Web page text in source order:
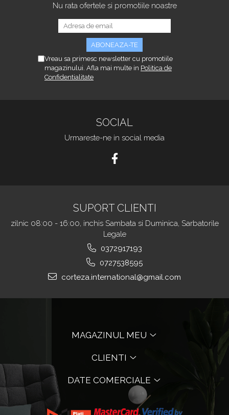
Nu rata ofertele si promotiile noastre
Vreau sa primesc newsletter cu promotiile
magazinului. Afla mai multe in Politica de
Confidentialitate
SOCIAL
Urmareste-ne in social media
SUPORT CLIENTI
zilnic 08:00 - 16:00, inchis Sambata si Duminica, Sarbatorile
Legale
0372917193
0727538595
corteza.international@gmail.com
MAGAZINUL MEU
CLIENTI
DATE COMERCIALE